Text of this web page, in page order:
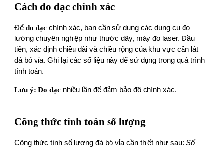
Cách đo đạc chính xác
Đểđo đạc chính xác, bạn cần sử dụng các dụng cụ đo
lường chuyên nghiệp như thước dây, máy đo laser. Đầu
tiên, xác định chiều dài và chiều rộng của khu vực cần lát
đá bó vỉa. Ghi lại các số liệu này để sử dụng trong quá trình
tính toán.
Lưu ý: Đo đạc nhiều lần để đảm bảo độ chính xác.
Công thức tính toán số lượng
Công thức tính số lượng đá bó vỉa cần thiết như sau:Số